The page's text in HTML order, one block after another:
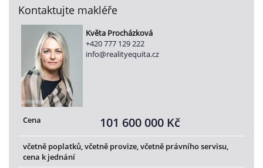
Kontaktujte makléře
Květa Procházková
+420 777 129 222
info@realityequita.cz
Cena 101 600 000 Kč
včetně poplatků, včetně provize, včetně právního servisu,
cena k jednání